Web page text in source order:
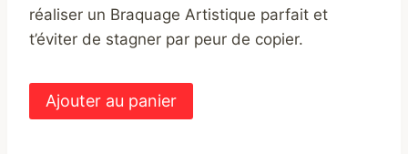
réaliser un Braquage Artistique parfait et
t’éviter de stagner par peur de copier.
Ajouter au panier